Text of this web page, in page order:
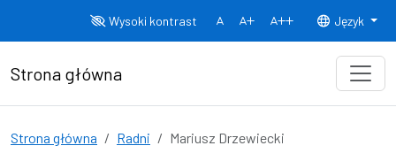
Wysoki kontrast
Normalny rozmiar czcionki
Rozmiar czcionki 150% Rozmiar
Język
Strona główna
Strona główna Radni Mariusz Drzewiecki